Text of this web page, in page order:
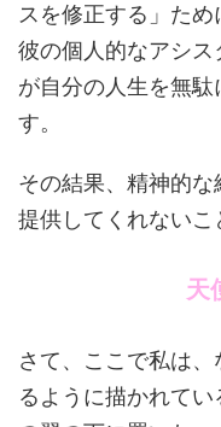
スを修正する」ため
彼の個人的なアシス
が自分の人生を無
す。
その結果、精神的
提供してくれないこ
天
さて、ここで私は
るように描かれて